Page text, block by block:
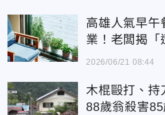
高雄人氣早午
業！老闆揭「
暴」顧客不捨
2026/06/21 08:44
木棍毆打、持
88歲翁殺害